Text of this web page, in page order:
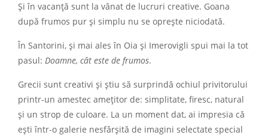
Și în vacanță sunt la vânat de lucruri creative. Goana
după frumos pur și simplu nu se oprește niciodată.
În Santorini, și mai ales în Oia și Imerovigli spui mai la tot
pasul: Doamne, cât este de frumos.
Grecii sunt creativi și știu să surprindă ochiul privitorului
printr-un amestec amețitor de: simplitate, firesc, natural
și un strop de culoare. La un moment dat, ai impresia că
ești într-o galerie nesfârșită de imagini selectate special